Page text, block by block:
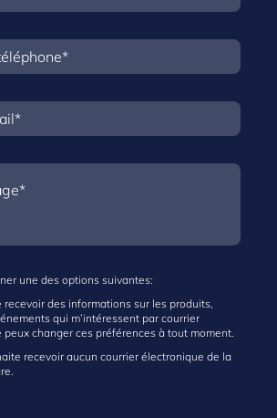
une des options suivantes:
recevoir des informations sur les produits,
qui m’intéressent par courrier
peux changer ces préférences à tout moment.
recevoir aucun courrier électronique de la